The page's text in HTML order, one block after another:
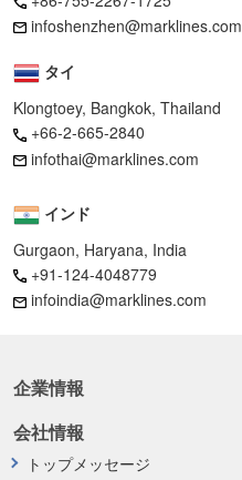
infoshenzhen@marklines.com
タイ
Klongtoey, Bangkok, Thailand
+66-2-665-2840
infothai@marklines.com
インド
Gurgaon, Haryana, India
+91-124-4048779
infoindia@marklines.com
企業情報
会社情報
トップメッセージ